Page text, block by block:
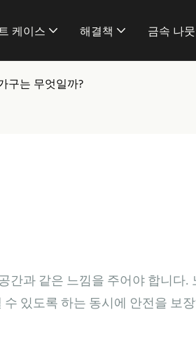
케이스 해결책 금속 나
구는 무엇일까?
간과 같은 느낌을 주어야 합니다.
있도록 하는 동시에 안전을 보